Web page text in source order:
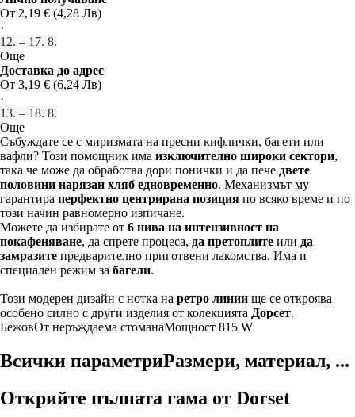
От 2,19 € (4,28 Лв)
·
12. – 17. 8.
Още
Доставка до адрес
От 3,19 € (6,24 Лв)
·
13. – 18. 8.
Още
Събуждате се с миризмата на пресни кифлички, багети или
вафли? Този помощник има изключително широки сектори,
така че може да обработва дори понички и да пече двете
половини нарязан хляб едновременно. Механизмът му
гарантира перфектно центрирана позиция по всяко време и по
този начин равномерно изпичане.
Можете да избирате от 6 нива на интензивност на
покафеняване, да спрете процеса, да претоплите или да
замразите предварително приготвени лакомства. Има и
специален режим за багели.
Този модерен дизайн с нотка на ретро линии ще се откроява
особено силно с други изделия от колекцията Дорсет.
БежовОт неръждаема стоманаМощност 815 W
Всички параметриРазмери, материал, ...
Открийте пълната гама от Dorset